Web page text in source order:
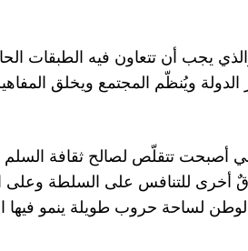
يجب أن تتعاون فيه الطبقات
ويُنظّم المجتمع ويخلق المفاهيم
أصبحت تتقلّص لصالح ثقافة السلم
طُرقٌ أخرى للتنافس على السلطة
الوطن لساحة حروب طويلة ينمو